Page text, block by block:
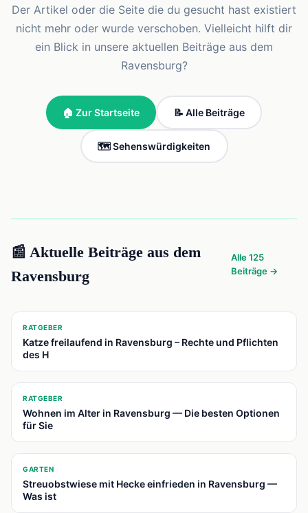
Der Artikel oder die Seite die du gesucht hast existiert
nicht mehr oder wurde verschoben. Vielleicht hilft dir
ein Blick in unsere aktuellen Beiträge aus dem
Ravensburg?
🏠 Zur Startseite 📝 Alle Beiträge
🗺️ Sehenswürdigkeiten
📰 Aktuelle Beiträge aus dem
Ravensburg
Alle 125
Beiträge →
📍
RATGEBER
Katze freilaufend in Ravensburg – Rechte und Pflichten
des H
📍
RATGEBER
Wohnen im Alter in Ravensburg — Die besten Optionen
für Sie
📍
GARTEN
Streuobstwiese mit Hecke einfrieden in Ravensburg —
Was ist